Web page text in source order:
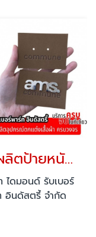
รับผลิตป้ายหนังปั้มโลโก้
ไดมอนด์ รับเบอร์
อินดัสตรี้ จำกัด